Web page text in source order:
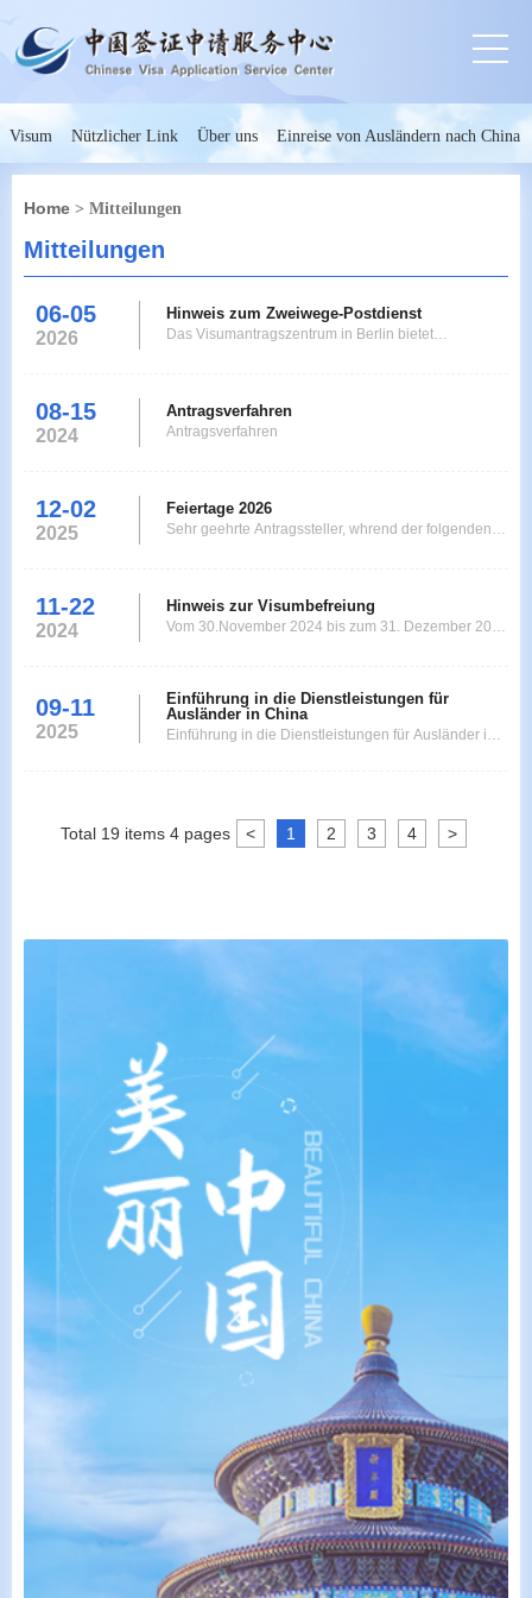
Visum Nützlicher Link Über uns Einreise von Ausländern nach China
Home > Mitteilungen
Mitteilungen
06-05
2026
Hinweis zum Zweiwege-Postdienst
Das Visumantragszentrum in Berlin bietet
arbeiten und fr die Fingerabdruckabnahme laut
Richtlinie nicht erforderlich sind, knnen Dokumente
08-15
2024
Antragsverfahren
Antragsverfahren
12-02
2025
Feiertage 2026
Sehr geehrte Antragssteller, whrend der folgenden
02.Jan Donnerstag- Freitag Chinesisches Neujahr
17.- 20.Feb Dienstag- Freitag Karfreitag 03.Apr
11-22
2024
Hinweis zur Visumbefreiung
Vom 30.November 2024 bis zum 31. Dezember 2025
touristische Reisen, akademischen und kulturellen
Austausch sowie fr Besuchsreisen und zum Transit
ohne Visum nachChina einreisen und sich maximal
09-11
2025
Einführung in die Dienstleistungen für
Ausländer in China
Einführung in die Dienstleistungen für Ausländer in
Total 19 items 4pages < 1 2 3 4 >